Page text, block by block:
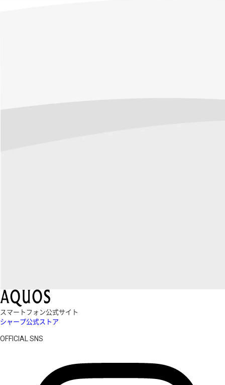
スマートフォン公式サイト
シャープ公式ストア
OFFICIAL SNS